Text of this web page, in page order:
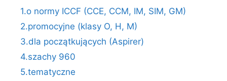
1.o normy ICCF (CCE, CCM, IM, SIM, GM)
2.promocyjne (klasy O, H, M)
3.dla początkujących (Aspirer)
4.szachy 960
5.tematyczne